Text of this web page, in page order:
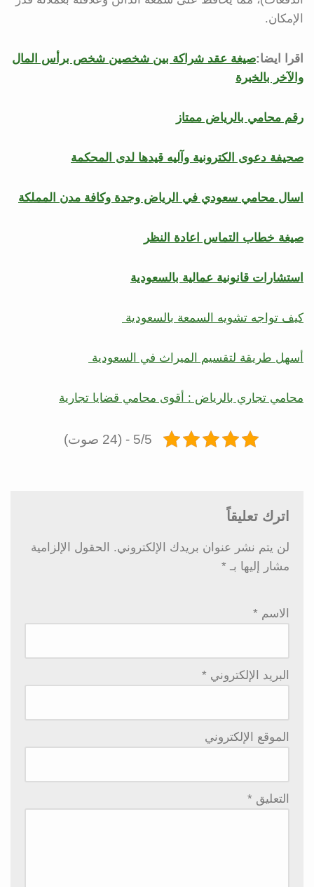
الإمكان.
اقرا ايضا:صيغة عقد شراكة بين شخصين شخص برأس المال
والآخر بالخبرة
رقم محامي بالرياض ممتاز
صحيفة دعوى الكترونية وآليه قيدها لدى المحكمة
اسال محامي سعودي في الرياض وجدة وكافة مدن المملكة
صيغة خطاب التماس اعادة النظر
استشارات قانونية عمالية بالسعودية
كيف تواجه تشويه السمعة بالسعودية
أسهل طريقة لتقسيم الميراث في السعودية
محامي تجاري بالرياض : أقوى محامي قضايا تجارية
5/5 - (24 صوت)
اترك تعليقاً
لن يتم نشر عنوان بريدك الإلكتروني.
الحقول الإلزامية
مشار إليها بـ *
الاسم *
البريد الإلكتروني *
الموقع الإلكتروني
التعليق *